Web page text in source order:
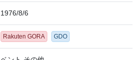
1976/8/6
Rakuten GORA GDO